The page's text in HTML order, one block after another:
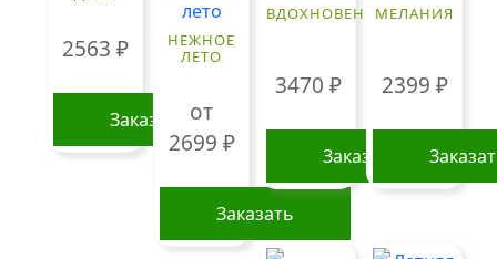
2563 ₽
Заказать
НЕЖНОЕ
ЛЕТО
от
2699 ₽
Заказать
ВДОХНОВЕНИЕ
3470 ₽
Заказать
МЕЛАНИЯ
2399 ₽